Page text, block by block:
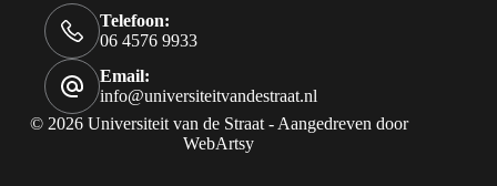
Telefoon:
06 4576 9933
Email:
info@universiteitvandestraat.nl
© 2026 Universiteit van de Straat - Aangedreven door
WebArtsy